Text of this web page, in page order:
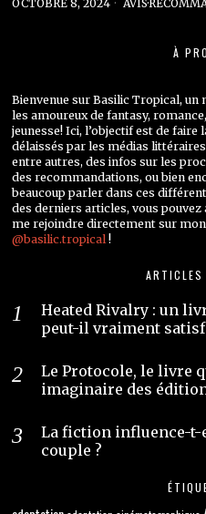
OCTOBRE 8, 2024 AVIS·
À
Bienvenue sur Basilic Tropical, un
les amoureux de fantasy,
jeunesse! Ici, l’objectif est de
délaissés par les médias
entre autres, des infos sur les
des recommandations, ou bien
beaucoup parler dans ces
des derniers articles, vous
me rejoindre directement sur
@basilic.tropical !
ARTICLES
Heated Rivalry : un
peut-il vraiment
Le Protocole, le livre
imaginaire des
La fiction influence-
couple ?